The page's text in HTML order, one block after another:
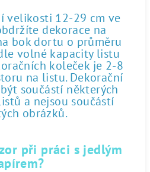
velikosti 12-29 cm ve
dekorace na
bok dortu o průměru
volné kapacity listu
koleček je 2-8
na listu. Dekorační
součástí některých
a nejsou součástí
obrázků.
při práci s jedlým